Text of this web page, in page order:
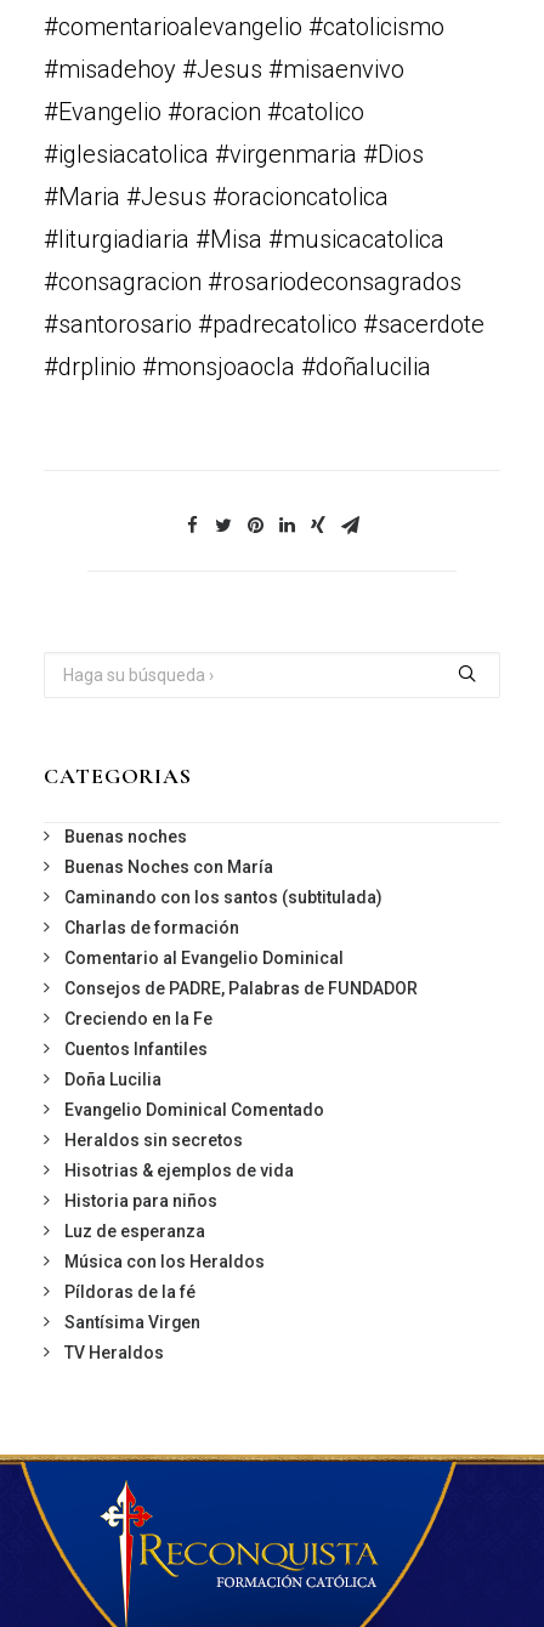
#comentarioalevangelio #catolicismo
#misadehoy #Jesus #misaenvivo
#Evangelio #oracion #catolico
#iglesiacatolica #virgenmaria #Dios
#Maria #Jesus #oracioncatolica
#liturgiadiaria #Misa #musicacatolica
#consagracion #rosariodeconsagrados
#santorosario #padrecatolico #sacerdote
#drplinio #monsjoaocla #doñalucilia
CATEGORIAS
Buenas noches
Buenas Noches con María
Caminando con los santos (subtitulada)
Charlas de formación
Comentario al Evangelio Dominical
Consejos de PADRE, Palabras de FUNDADOR
Creciendo en la Fe
Cuentos Infantiles
Doña Lucilia
Evangelio Dominical Comentado
Heraldos sin secretos
Hisotrias & ejemplos de vida
Historia para niños
Luz de esperanza
Música con los Heraldos
Píldoras de la fé
Santísima Virgen
TV Heraldos